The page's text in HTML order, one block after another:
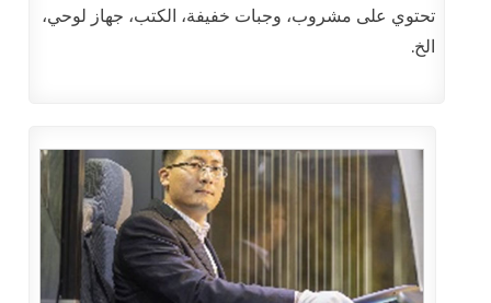
تحتوي على مشروب، وجبات خفيفة، الكتب، جهاز لوحي،
الخ.